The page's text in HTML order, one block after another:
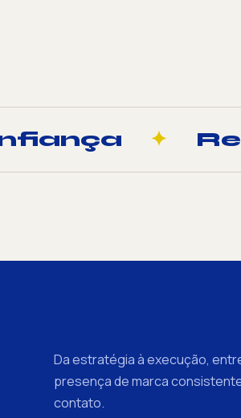
✦
Da estratégia à execução,
presença de marca
contato.